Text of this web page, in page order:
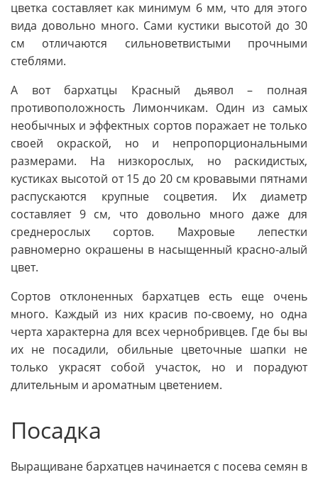
цветка составляет как минимум 6 мм, что для этого
вида довольно много. Сами кустики высотой до 30
см отличаются сильноветвистыми прочными
стеблями.
А вот бархатцы Красный дьявол – полная
противоположность Лимончикам. Один из самых
необычных и эффектных сортов поражает не только
своей окраской, но и непропорциональными
размерами. На низкорослых, но раскидистых,
кустиках высотой от 15 до 20 см кровавыми пятнами
распускаются крупные соцветия. Их диаметр
составляет 9 см, что довольно много даже для
среднерослых сортов. Махровые лепестки
равномерно окрашены в насыщенный красно-алый
цвет.
Сортов отклоненных бархатцев есть еще очень
много. Каждый из них красив по-своему, но одна
черта характерна для всех чернобривцев. Где бы вы
их не посадили, обильные цветочные шапки не
только украсят собой участок, но и порадуют
длительным и ароматным цветением.
Посадка
Выращиване бархатцев начинается с посева семян в